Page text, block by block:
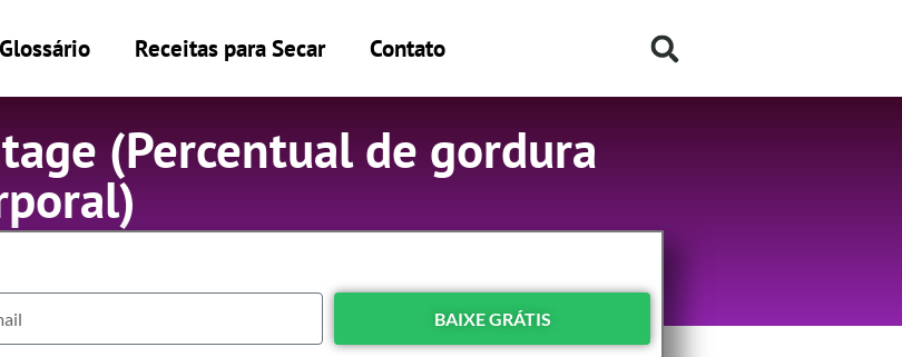
Glossário Receitas para Secar Contato
(Percentual de gordura
BAIXE GRÁTIS